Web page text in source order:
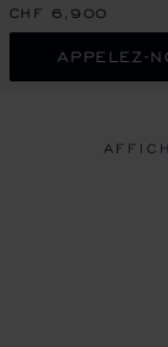
CHF 6,900
APPELEZ-